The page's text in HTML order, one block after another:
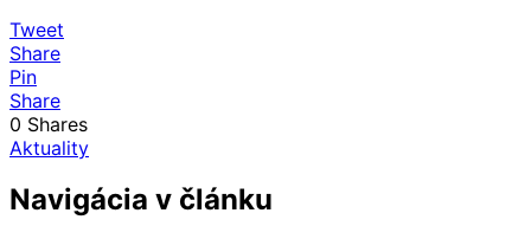
Tweet
Share
Pin
Share
0 Shares
Aktuality
Navigácia v článku